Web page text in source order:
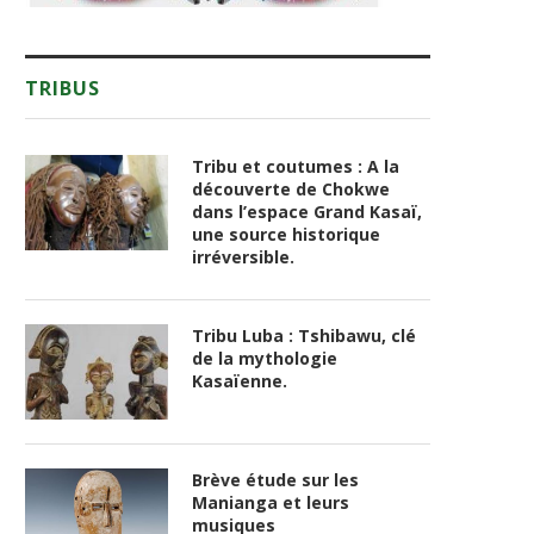
TRIBUS
Tribu et coutumes : A la
découverte de Chokwe
dans l’espace Grand Kasaï,
une source historique
irréversible.
Tribu Luba : Tshibawu, clé
de la mythologie
Kasaïenne.
Brève étude sur les
Manianga et leurs
musiques